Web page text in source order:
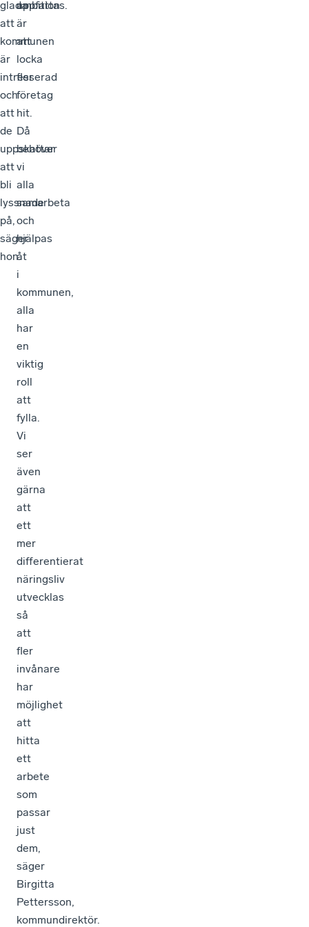
glada
att
kommunen
är
intresserad
och
att
de
uppskattar
att
bli
lyssnade
på,
säger
hon.
uppfattas.
ambition
är
att
locka
fler
företag
hit.
Då
behöver
vi
alla
samarbeta
och
hjälpas
åt
i
kommunen,
alla
har
en
viktig
roll
att
fylla.
Vi
ser
även
gärna
att
ett
mer
differentierat
näringsliv
utvecklas
så
att
fler
invånare
har
möjlighet
att
hitta
ett
arbete
som
passar
just
dem,
säger
Birgitta
Pettersson,
kommundirektör.